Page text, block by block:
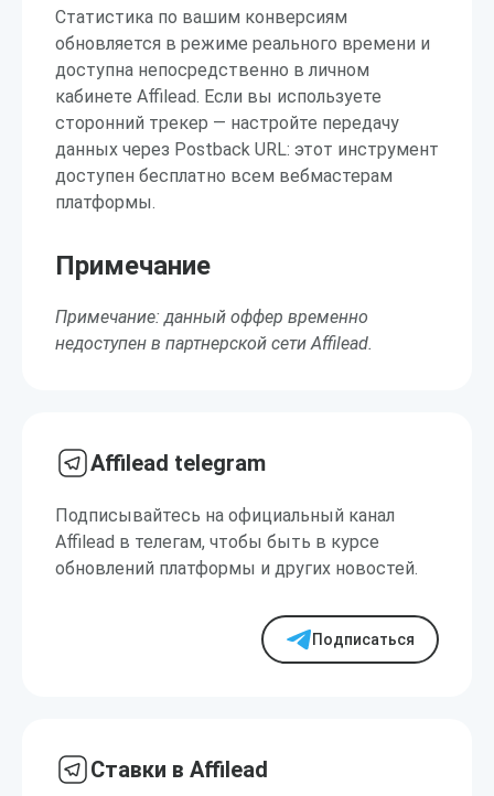
Статистика по вашим конверсиям
обновляется в режиме реального времени и
доступна непосредственно в личном
кабинете Affilead. Если вы используете
сторонний трекер — настройте передачу
данных через Postback URL: этот инструмент
доступен бесплатно всем вебмастерам
платформы.
Примечание
Примечание: данный оффер временно
недоступен в партнерской сети Affilead.
Affilead telegram
Подписывайтесь на официальный канал
Affilead в телегам, чтобы быть в курсе
обновлений платформы и других новостей.
Подписаться
Ставки в Affilead